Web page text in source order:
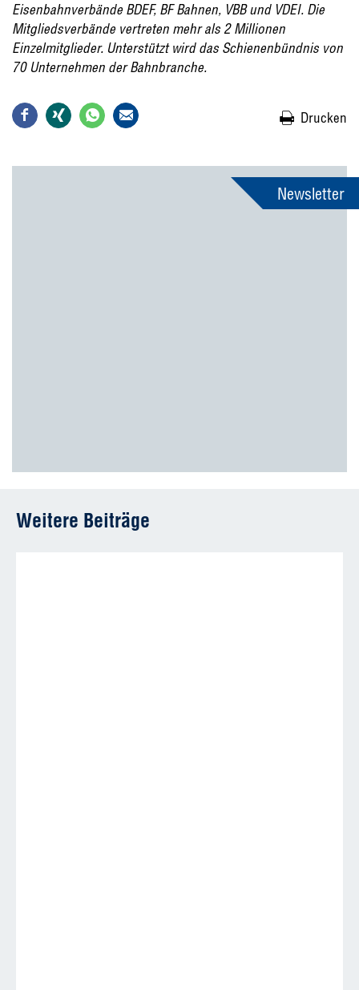
Eisenbahnverbände BDEF, BF Bahnen, VBB und VDEI. Die
Mitgliedsverbände vertreten mehr als 2 Millionen
Einzelmitglieder. Unterstützt wird das Schienenbündnis von
70 Unternehmen der Bahnbranche.
Drucken
Newsletter
Weitere Beiträge